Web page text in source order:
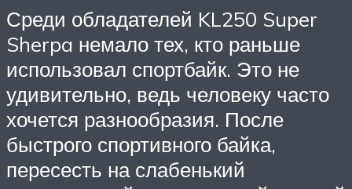
Среди обладателей KL250 Super
Sherpa немало тех, кто раньше
использовал спортбайк. Это не
удивительно, ведь человеку часто
хочется разнообразия. После
быстрого спортивного байка,
пересесть на слабенький